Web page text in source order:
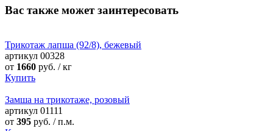
Вас также может заинтересовать
Трикотаж лапша (92/8), бежевый
артикул 00328
от 1660 руб. / кг
Купить
Замша на трикотаже, розовый
артикул 01111
от 395 руб. / п.м.